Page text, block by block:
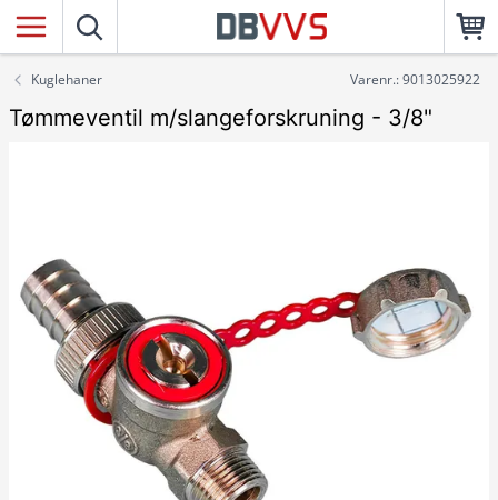
Kuglehaner Varenr.: 9013025922
Tømmeventil m/slangeforskruning - 3/8"